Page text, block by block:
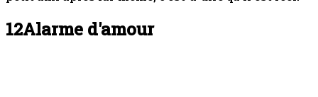
12Alarme d'amour